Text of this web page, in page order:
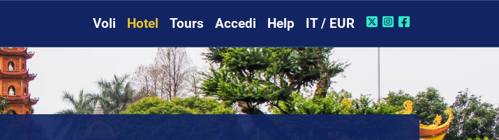
Voli Hotel Tours Accedi Help IT / EUR